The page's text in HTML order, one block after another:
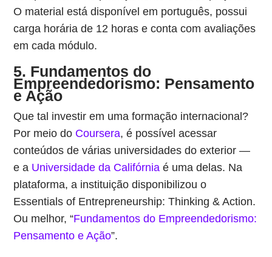
O material está disponível em português, possui
carga horária de 12 horas e conta com avaliações
em cada módulo.
5. Fundamentos do
Empreendedorismo: Pensamento
e Ação
Que tal investir em uma formação internacional?
Por meio do Coursera, é possível acessar
conteúdos de várias universidades do exterior —
e a Universidade da Califórnia é uma delas. Na
plataforma, a instituição disponibilizou o
Essentials of Entrepreneurship: Thinking & Action.
Ou melhor, “Fundamentos do Empreendedorismo:
Pensamento e Ação”.